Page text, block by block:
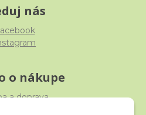
nás
o nákupe
a doprava